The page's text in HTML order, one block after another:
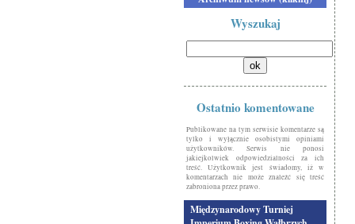
Wyszukaj
Ostatnio komentowane
Publikowane na tym serwisie komentarze są
tylko i wyłącznie osobistymi opiniami
użytkowników. Serwis nie ponosi
jakiejkolwiek odpowiedzialności za ich
treść. Użytkownik jest świadomy, iż w
komentarzach nie może znaleźć się treść
zabroniona przez prawo.
Międzynarodowy Turniej